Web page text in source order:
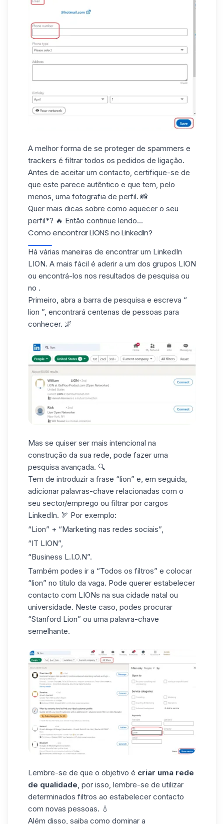
A melhor forma de se proteger de spammers e
trackers é filtrar todos os pedidos de ligação.
Antes de aceitar um contacto, certifique-se de
que este parece autêntico e que tem, pelo
menos, uma fotografia de perfil. 📸
Quer mais dicas sobre como aquecer o seu
perfil*? 🔥 Então continue lendo...
Como encontrar LIONS no LinkedIn?
Há várias maneiras de encontrar um LinkedIn
LION. A mais fácil é aderir a um dos grupos LION
ou encontrá-los nos resultados de pesquisa ou
no .
Primeiro, abra a barra de pesquisa e escreva “
lion ”, encontrará centenas de pessoas para
conhecer. 🌌
Mas se quiser ser mais intencional na
construção da sua rede, pode fazer uma
pesquisa avançada. 🔍
Tem de introduzir a frase “lion” e, em seguida,
adicionar palavras-chave relacionadas com o
seu sector/emprego ou filtrar por cargos
LinkedIn. 🏹 Por exemplo:
“Lion” + “Marketing nas redes sociais”,
“IT LION”,
“Business L.I.O.N”.
Também podes ir a “Todos os filtros” e colocar
“lion” no título da vaga. Pode querer estabelecer
contacto com LIONs na sua cidade natal ou
universidade. Neste caso, podes procurar
“Stanford Lion” ou uma palavra-chave
semelhante.
Lembre-se de que o objetivo é criar uma rede
de qualidade, por isso, lembre-se de utilizar
determinados filtros ao estabelecer contacto
com novas pessoas. 💧
Além disso, saiba como dominar a